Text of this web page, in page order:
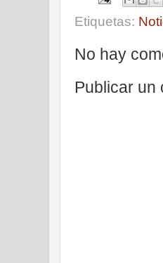
Etiquetas:
No hay
Publicar un